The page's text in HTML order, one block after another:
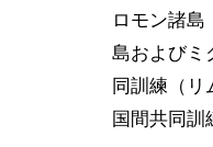
ロモン諸
島およびミ
同訓練（リ
国間共同訓